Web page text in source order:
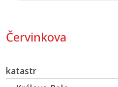
Červinkova
katastr